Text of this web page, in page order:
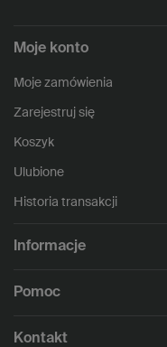
Moje konto
Moje zamówienia
Zarejestruj się
Koszyk
Ulubione
Historia transakcji
Informacje
Pomoc
Kontakt